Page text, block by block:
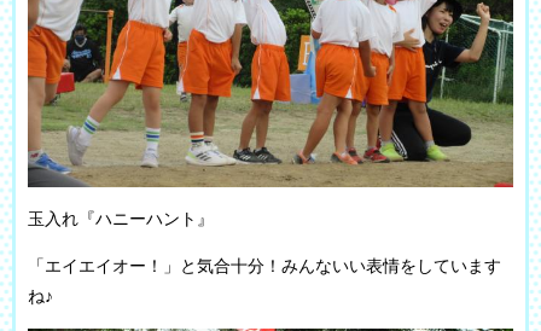
玉入れ『ハニーハント』
「エイエイオー！」と気合十分！みんないい表情をしています
ね♪